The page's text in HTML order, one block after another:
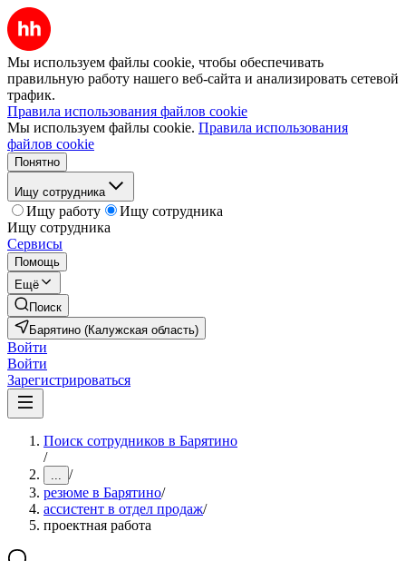
Мы используем файлы cookie, чтобы обеспечивать
правильную работу нашего веб-сайта и анализировать сетевой
трафик.
Правила использования файлов cookie
Мы используем файлы cookie. Правила использования
файлов cookie
Понятно
Ищу сотрудника
Ищу работу
Ищу сотрудника
Ищу сотрудника
Сервисы
Помощь
Ещё
Поиск
Барятино (Калужская область)
Войти
Войти
Зарегистрироваться
Поиск сотрудников в Барятино
/
... /
резюме в Барятино/
ассистент в отдел продаж/
проектная работа